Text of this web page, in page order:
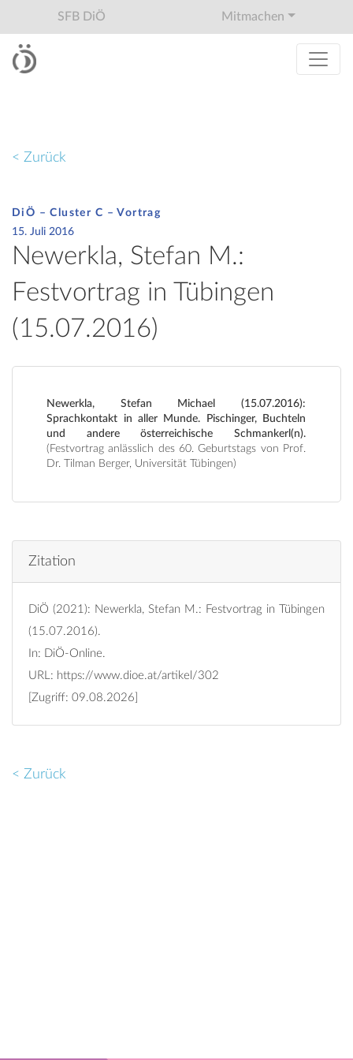
SFB DiÖ Mitmachen
< Zurück
DiÖ – Cluster C – Vortrag
15. Juli 2016
Newerkla, Stefan M.:
Festvortrag in Tübingen
(15.07.2016)
Newerkla, Stefan Michael (15.07.2016):
Sprachkontakt in aller Munde. Pischinger, Buchteln
und andere österreichische Schmankerl(n).
(Festvortrag anlässlich des 60. Geburtstags von Prof.
Dr. Tilman Berger, Universität Tübingen)
Zitation
DiÖ (2021): Newerkla, Stefan M.: Festvortrag in Tübingen
(15.07.2016).
In: DiÖ-Online.
URL: https://www.dioe.at/artikel/302
[Zugriff: 09.08.2026]
< Zurück